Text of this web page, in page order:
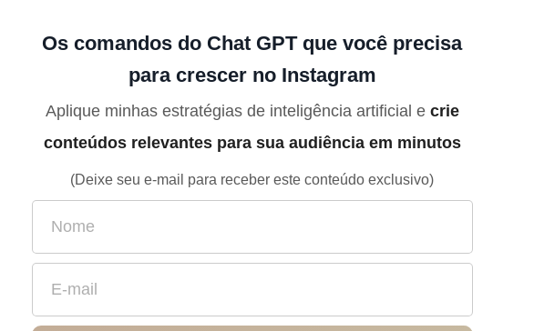
Os comandos do Chat GPT que você precisa
para crescer no Instagram
Aplique minhas estratégias de inteligência artificial e crie
conteúdos relevantes para sua audiência em minutos
(Deixe seu e-mail para receber este conteúdo exclusivo)